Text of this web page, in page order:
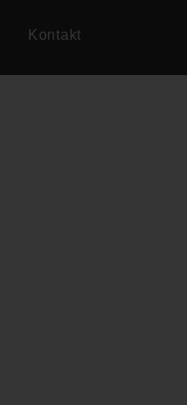
Kontakt